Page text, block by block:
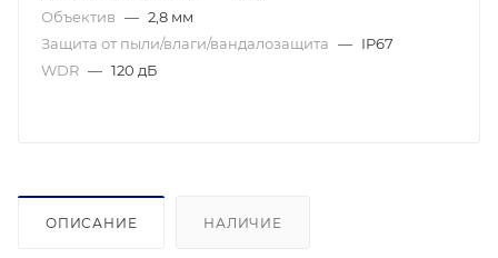
Объектив — 2,8 мм
Защита от пыли/влаги/вандалозащита — IP67
WDR — 120 дБ
ОПИСАНИЕ НАЛИЧИЕ